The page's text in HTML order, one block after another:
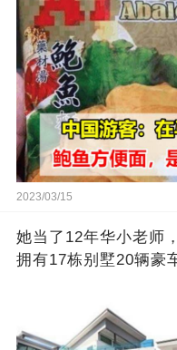
2023/03/15
她当了12年华小老师
拥有17栋别墅20辆豪